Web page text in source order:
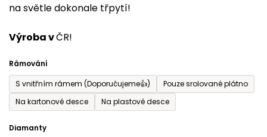
na světle dokonale třpytí!
Výroba vČR!
Rámování
S vnitřním rámem (Doporučujeme👍)
Pouze srolované plátno
Na kartonové desce
Na plastové desce
Diamanty